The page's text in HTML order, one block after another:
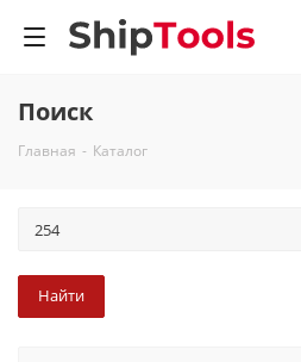
Поиск
Главная - Каталог